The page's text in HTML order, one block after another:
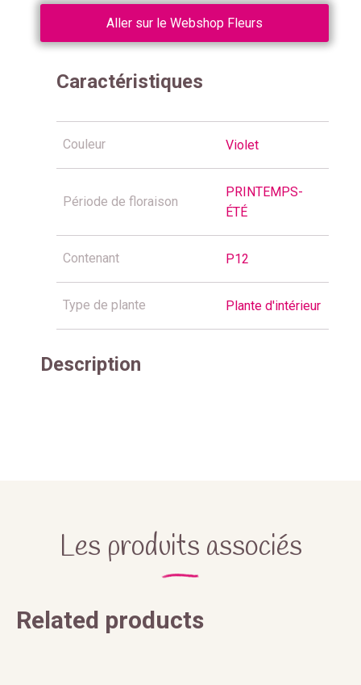
Aller sur le Webshop Fleurs
Caractéristiques
Couleur Violet
Période de floraison
PRINTEMPS-
ÉTÉ
Contenant P12
Type de plante Plante d'intérieur
Description
Les produits associés
Related products